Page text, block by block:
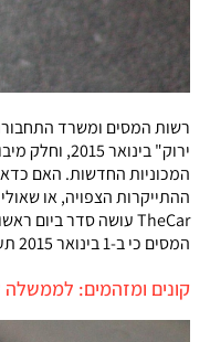
רשות המסים ומשרד התחבורה
ירוק" בינואר
המכוניות החדשות. האם
ההתייקרות הצפויה, או
המסים כי ב-1 בינואר 2015 תעודכן […]
קונים ומזהמים: לממשלה